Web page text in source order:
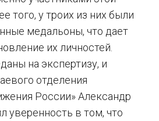
того, у троих из них были
медальоны, что дает
их личностей.
на экспертизу, и
отделения
России» Александр
уверенность в том, что